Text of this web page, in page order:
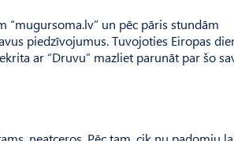
“mugursoma.lv” un pēc pāris stundām
piedzīvojumus. Tuvojoties Eiro­pas
ar “Druvu” mazliet parunāt par šo